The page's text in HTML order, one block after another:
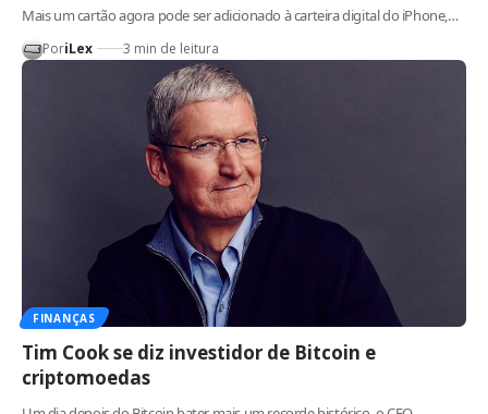
Mais um cartão agora pode ser adicionado à carteira digital do iPhone,…
PoriLex 3 min de leitura
FINANÇAS
Tim Cook se diz investidor de Bitcoin e
criptomoedas